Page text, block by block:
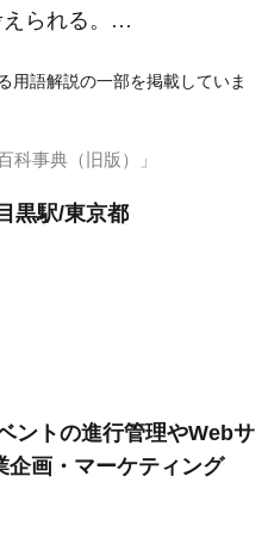
えられる。…
用語解説の一部を掲載していま
科事典（旧版）」
黒駅/東京都
ントの進行管理やWebサ
企画・マーケティング